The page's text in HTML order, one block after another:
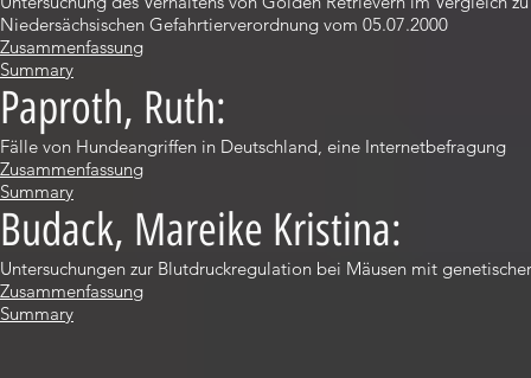
Niedersächsischen Gefahrtierverordnung vom 05.07.2000
Zusammenfassung
Summary
Paproth, Ruth:
Fälle von Hundeangriffen in Deutschland, eine Internetbefragung
Zusammenfassung
Summary
Budack, Mareike Kristina:
Untersuchungen zur Blutdruckregulation bei Mäusen mit
Zusammenfassung
Summary